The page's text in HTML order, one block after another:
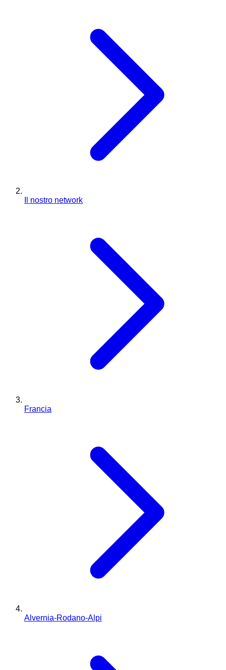
Il nostro network
Francia
Alvernia-Rodano-Alpi